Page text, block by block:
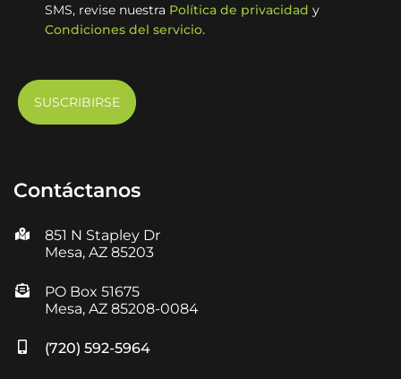
SMS, revise nuestra Política de privacidad y
Condiciones del servicio.
Contáctanos
851 N Stapley Dr
Mesa, AZ 85203
PO Box 51675
Mesa, AZ 85208-0084
(720) 592-5964